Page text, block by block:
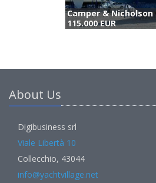
115.000 EUR
About Us
Digibusiness srl
Viale Libertà 10
Collecchio, 43044
info@yachtvillage.net